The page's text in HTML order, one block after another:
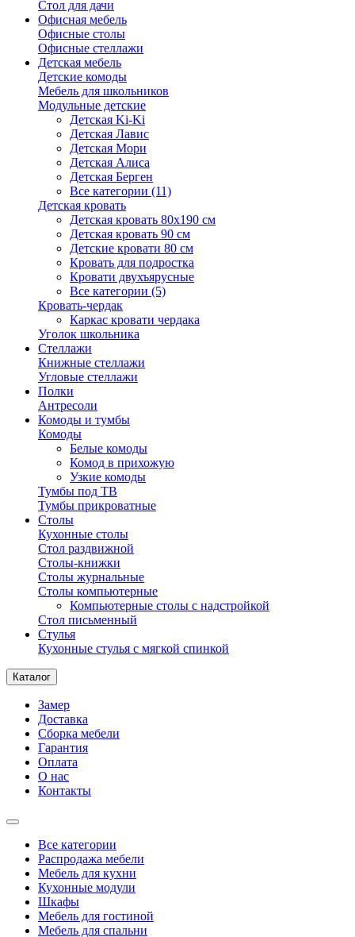
Стол для дачи
Офисная мебель
Офисные столы
Офисные стеллажи
Детская мебель
Детские комоды
Мебель для школьников
Модульные детские
Детская Ki-Ki
Детская Лавис
Детская Мори
Детская Алиса
Детская Берген
Все категории (11)
Детская кровать
Детская кровать 80х190 см
Детская кровать 90 см
Детские кровати 80 см
Кровать для подростка
Кровати двухъярусные
Все категории (5)
Кровать-чердак
Каркас кровати чердака
Уголок школьника
Стеллажи
Книжные стеллажи
Угловые стеллажи
Полки
Антресоли
Комоды и тумбы
Комоды
Белые комоды
Комод в прихожую
Узкие комоды
Тумбы под ТВ
Тумбы прикроватные
Столы
Кухонные столы
Стол раздвижной
Столы-книжки
Столы журнальные
Столы компьютерные
Компьютерные столы с надстройкой
Стол письменный
Стулья
Кухонные стулья с мягкой спинкой
Каталог
Замер
Доставка
Сборка мебели
Гарантия
Оплата
О нас
Контакты
Все категории
Распродажа мебели
Мебель для кухни
Кухонные модули
Шкафы
Мебель для гостиной
Мебель для спальни